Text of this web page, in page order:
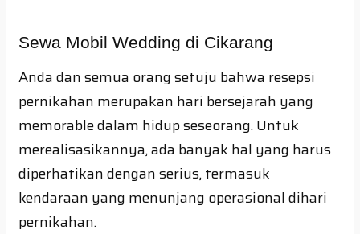
Sewa Mobil Wedding di Cikarang
Anda dan semua orang setuju bahwa resepsi
pernikahan merupakan hari bersejarah yang
memorable dalam hidup seseorang. Untuk
merealisasikannya, ada banyak hal yang harus
diperhatikan dengan serius, termasuk
kendaraan yang menunjang operasional dihari
pernikahan.